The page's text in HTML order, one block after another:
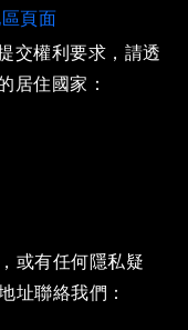
頁面
交權利要求，請透
居住國家：
或有任何隱私疑
址聯絡我們：